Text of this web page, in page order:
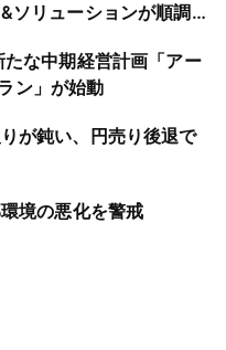
ソリューションが順調に
な中期経営計画「アー
ン」が始動
が鈍い、円売り後退で
境の悪化を警戒